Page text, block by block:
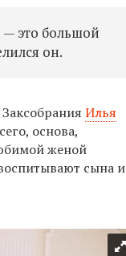
— это большой
он.
ЗаксобранияИлья
основа,
женой
сына и